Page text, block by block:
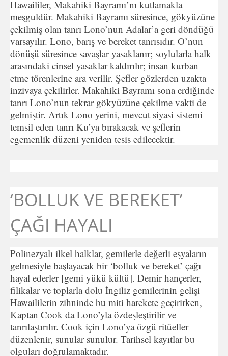
Hawaililer, Makahiki Bayramı’nı kutlamakla
meşguldür. Makahiki Bayramı süresince, gökyüzüne
çekilmiş olan tanrı Lono’nun Adalar’a geri döndüğü
varsayılır. Lono, barış ve bereket tanrısıdır. O’nun
dönüşü süresince savaşlar yasaklanır; soylularla halk
arasındaki cinsel yasaklar kaldırılır; insan kurban
etme törenlerine ara verilir. Şefler gözlerden uzakta
inzivaya çekilirler. Makahiki Bayramı sona erdiğinde
tanrı Lono’nun tekrar gökyüzüne çekilme vakti de
gelmiştir. Artık Lono yerini, mevcut siyasi sistemi
temsil eden tanrı Ku’ya bırakacak ve şeflerin
egemenlik düzeni yeniden tesis edilecektir.
‘BOLLUK VE BEREKET’
ÇAĞI HAYALI
Polinezyalı ilkel halklar, gemilerle değerli eşyaların
gelmesiyle başlayacak bir ‘bolluk ve bereket’ çağı
hayal ederler [gemi yükü kültü]. Demir hançerler,
filikalar ve toplarla dolu İngiliz gemilerinin gelişi
Hawaililerin zihninde bu miti harekete geçirirken,
Kaptan Cook da Lono’yla özdeşleştirilir ve
tanrılaştırılır. Cook için Lono’ya özgü ritüeller
düzenlenir, sunular sunulur. Tarihsel kayıtlar bu
olguları doğrulamaktadır.